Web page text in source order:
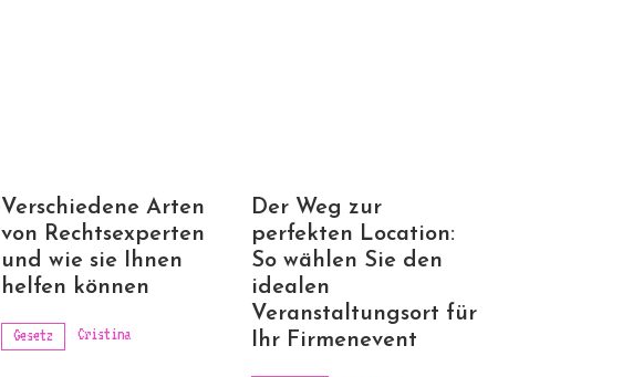
Verschiedene Arten
von Rechtsexperten
und wie sie Ihnen
helfen können
Gesetz Cristina
Der Weg zur
perfekten Location:
So wählen Sie den
idealen
Veranstaltungsort für
Ihr Firmenevent